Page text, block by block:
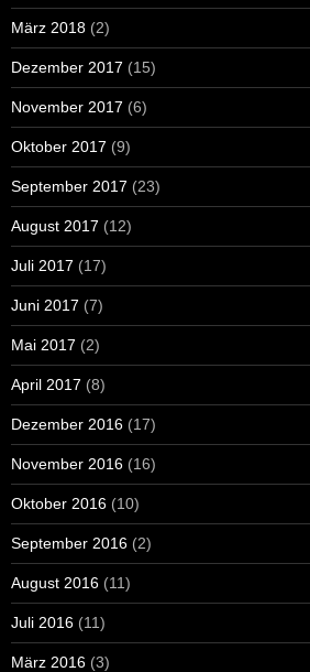
März 2018 (2)
Dezember 2017 (15)
November 2017 (6)
Oktober 2017 (9)
September 2017 (23)
August 2017 (12)
Juli 2017 (17)
Juni 2017 (7)
Mai 2017 (2)
April 2017 (8)
Dezember 2016 (17)
November 2016 (16)
Oktober 2016 (10)
September 2016 (2)
August 2016 (11)
Juli 2016 (11)
März 2016 (3)